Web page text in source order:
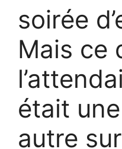
soirée
Mais ce
était
autre